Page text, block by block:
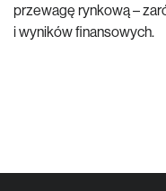
przewagę rynkową –
i wyników finansowych.